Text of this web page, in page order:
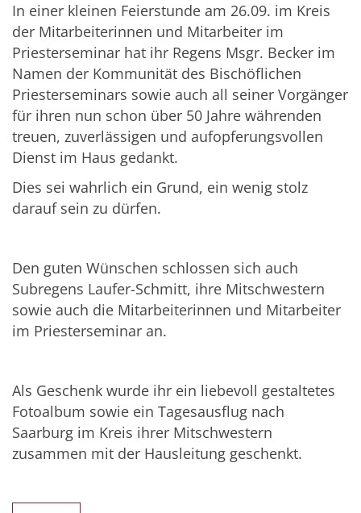
In einer kleinen Feierstunde am 26.09. im Kreis
der Mitarbeiterinnen und Mitarbeiter im
Priesterseminar hat ihr Regens Msgr. Becker im
Namen der Kommunität des Bischöflichen
Priesterseminars sowie auch all seiner Vorgänger
für ihren nun schon über 50 Jahre währenden
treuen, zuverlässigen und aufopferungsvollen
Dienst im Haus gedankt.
Dies sei wahrlich ein Grund, ein wenig stolz
darauf sein zu dürfen.
Den guten Wünschen schlossen sich auch
Subregens Laufer-Schmitt, ihre Mitschwestern
sowie auch die Mitarbeiterinnen und Mitarbeiter
im Priesterseminar an.
Als Geschenk wurde ihr ein liebevoll gestaltetes
Fotoalbum sowie ein Tagesausflug nach
Saarburg im Kreis ihrer Mitschwestern
zusammen mit der Hausleitung geschenkt.